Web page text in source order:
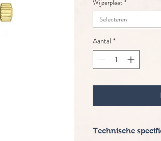
Wijzerplaat *
Selecteren
Aantal *
Technische